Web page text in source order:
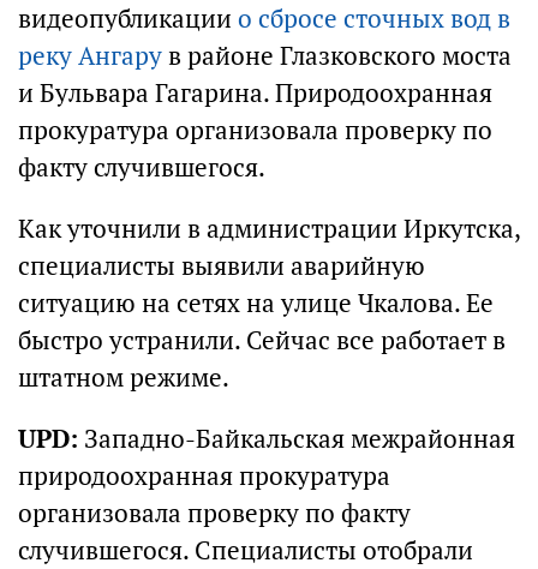
видеопубликации о сбросе сточных вод в
реку Ангарув районе Глазковского моста
и Бульвара Гагарина. Природоохранная
прокуратура организовала проверку по
факту случившегося.
Как уточнили в администрации Иркутска,
специалисты выявили аварийную
ситуацию на сетях на улице Чкалова. Ее
быстро устранили. Сейчас все работает в
штатном режиме.
UPD: Западно-Байкальская межрайонная
природоохранная прокуратура
организовала проверку по факту
случившегося. Специалисты отобрали